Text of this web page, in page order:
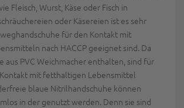
Fleisch, Wurst, Käse oder Fisch in
oder Käsereien ist es sehr
für den Kontakt mit
nach HACCP geeignet sind. Da
aus PVC Weichmacher enthalten, sind für
mit fetthaltigen Lebensmittel
blaue Nitrilhandschuhe können
in der genutzt werden. Denn sie sind